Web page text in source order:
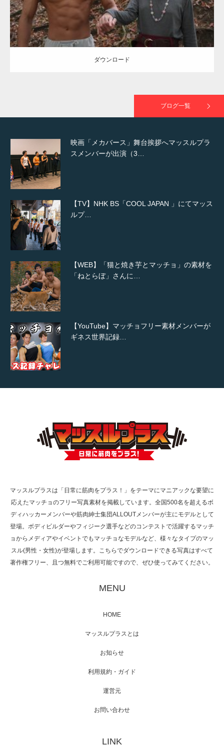
ダウンロード
ブログ一覧
NHK「所さん！事件ですよ」に取材されまし
た（6/8放送）
映画「メカバース」舞台挨拶へマッスルプラ
スメンバーが出演（3…
【TV】NHK BS「COOL JAPAN 」にてマッス
ルプ…
【WEB】「猫と焼き芋とマッチョ」の素材を
「ねとらぼ」さんに…
【YouTube】マッチョフリー素材メンバーが
ギネス世界記録…
TOKYO FMラジオ番組「ONE MORNING」
で紹介さ…
た（6/8放送）
映画「メカバース」舞台挨拶へマッスルプラ
【TV】NHK BS「COOL JAPAN 」にてマッス
マッスルプラスは「日常に筋肉をプラス！」をテーマにマニアックな要望に
応えたマッチョのフリー写真素材を掲載しています。全国500名を超えるボ
ディハッカーメンバーや筋肉紳士集団ALLOUTメンバーが主にモデルとして
登場。ボディビルダーやフィジーク選手などのコンテストで活躍するマッチ
ョからメディアやイベントでもマッチョなモデルなど、様々なタイプのマッ
スル(男性・女性)が登場します。こちらでダウンロードできる写真はすべて
著作権フリー、且つ無料でご利用可能ですので、ぜひ使ってみてください。
MENU
HOME
マッスルプラスとは
お知らせ
利用規約・ガイド
運営元
お問い合わせ
LINK